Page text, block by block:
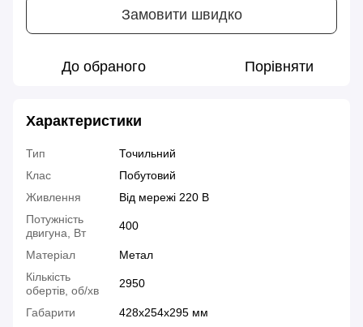
Замовити швидко
До обраного Порівняти
Характеристики
Тип
Точильний
Клас
Побутовий
Живлення
Від мережі 220 В
Потужність
двигуна, Вт
400
Матеріал
Метал
Кількість
обертів, об/хв
2950
Габарити
428x254x295 мм